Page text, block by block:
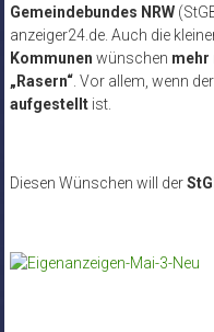
Gemeindebundes NRW
anzeiger24.de. Auch die
Kommunen wünschen mehr
„Rasern“. Vor allem, wenn
aufgestelltist.
Diesen Wünschen will der